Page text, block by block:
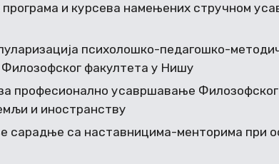
и курсева намењених стручном
психолошко-педагошко-
Филозофског факултета у Нишу
професионално усавршавање
и иностранству
сарадње са наставницима-менторима при